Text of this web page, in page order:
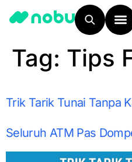
Tag: Tips
Trik Tarik Tunai Tanpa
Seluruh ATM Pas